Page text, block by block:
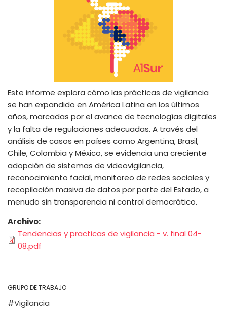
Este informe explora cómo las prácticas de vigilancia
se han expandido en América Latina en los últimos
años, marcadas por el avance de tecnologías digitales
y la falta de regulaciones adecuadas. A través del
análisis de casos en países como Argentina, Brasil,
Chile, Colombia y México, se evidencia una creciente
adopción de sistemas de videovigilancia,
reconocimiento facial, monitoreo de redes sociales y
recopilación masiva de datos por parte del Estado, a
menudo sin transparencia ni control democrático.
Archivo
Tendencias y practicas de vigilancia - v. final 04-
08.pdf
GRUPO DE TRABAJO
Vigilancia